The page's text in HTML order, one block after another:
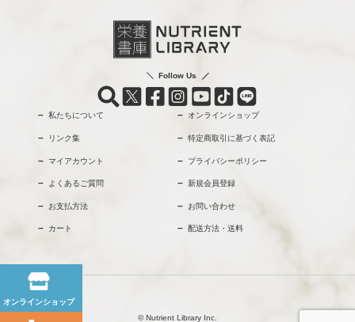
オンラインショップ
Follow Us
私たちについて オンラインショップ
リンク集 特定商取引に基づく表記
マイアカウント プライバシーポリシー
よくあるご質問 新規会員登録
お支払方法 お問い合わせ
カート 配送方法・送料
© Nutrient Library Inc.